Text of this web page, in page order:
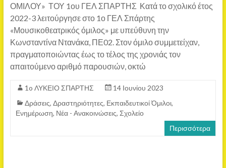
ΟΜΙΛΟΥ» ΤΟΥ 1ου ΓΕΛ ΣΠΑΡΤΗΣ Κατά το σχολικό έτος
2022-3 λειτούργησε στο 1ο ΓΕΛ Σπάρτης
«Μουσικοθεατρικός όμιλος» με υπεύθυνη την
Κωνσταντίνα Ντανάκα, ΠΕ02. Στον όμιλο συμμετείχαν,
πραγματοποιώντας έως το τέλος της χρονιάς τον
απαιτούμενο αριθμό παρουσιών, οκτώ
1o ΛΥΚΕΙΟ ΣΠΑΡΤΗΣ
14 Ιουνίου 2023
Δράσεις, Δραστηριότητες, Εκπαιδευτικοί Όμιλοι,
Ενημέρωση, Νέα - Ανακοινώσεις, Σχολείο
Περισσότερα